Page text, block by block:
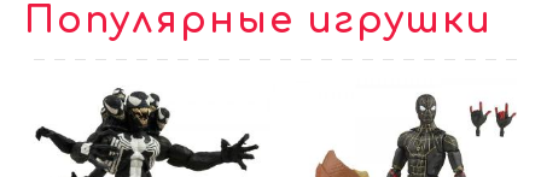
Популярные игрушки